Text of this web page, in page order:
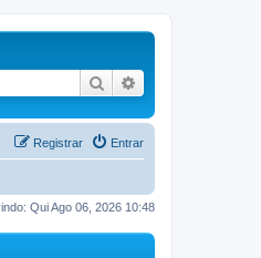
Pesquisar
Entrar
Registrar
Qui Ago 06, 2026 10:48